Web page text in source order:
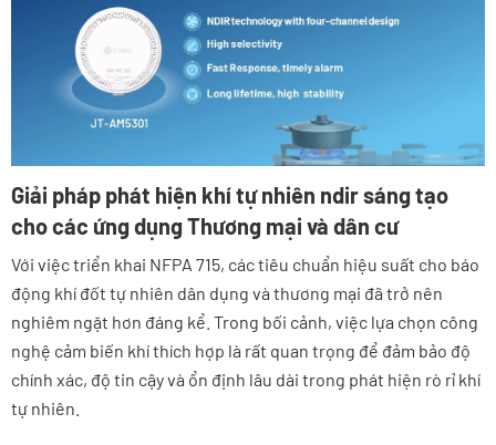
Giải pháp phát hiện khí tự nhiên ndir sáng tạo
cho các ứng dụng Thương mại và dân cư
Với việc triển khai NFPA 715, các tiêu chuẩn hiệu suất cho báo
động khí đốt tự nhiên dân dụng và thương mại đã trở nên
nghiêm ngặt hơn đáng kể. Trong bối cảnh, việc lựa chọn công
nghệ cảm biến khí thích hợp là rất quan trọng để đảm bảo độ
chính xác, độ tin cậy và ổn định lâu dài trong phát hiện rò rỉ khí
tự nhiên.